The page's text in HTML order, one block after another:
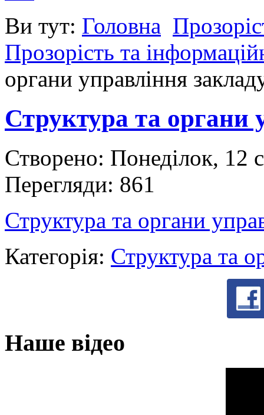
Ви тут: Головна
Прозорість та
органи управління
Структура та органи
Створено: Понеділок, 12
Перегляди: 861
Структура та органи
Категорія: Структура та
Наше відео